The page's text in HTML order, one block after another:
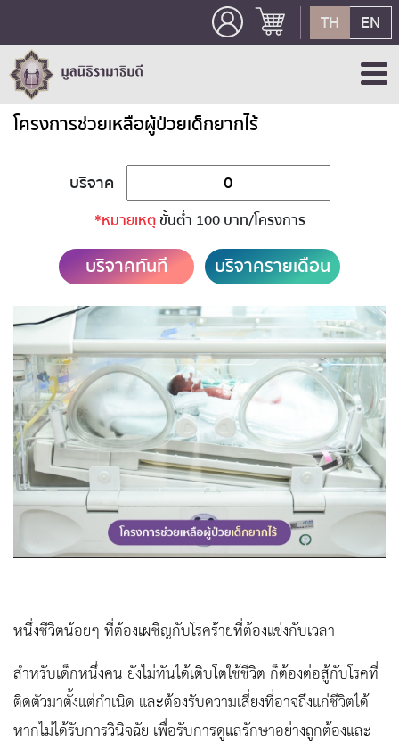
TH EN
โครงการช่วยเหลือผู้ป่วยเด็กยากไร้
บริจาค
*หมายเหตุขั้นต่ำ 100 บาท/โครงการ
บริจาคทันที บริจาครายเดือน
หนึ่งชีวิตน้อยๆ ที่ต้องเผชิญกับโรคร้ายที่ต้องแข่งกับเวลา
สำหรับเด็กหนึ่งคน ยังไม่ทันได้เติบโตใช้ชีวิต ก็ต้องต่อสู้กับโรคที่
ติดตัวมาตั้งแต่กำเนิด และต้องรับความเสี่ยงที่อาจถึงแก่ชีวิตได้
หากไม่ได้รับการวินิจฉัย เพื่อรับการดูแลรักษาอย่างถูกต้องและ